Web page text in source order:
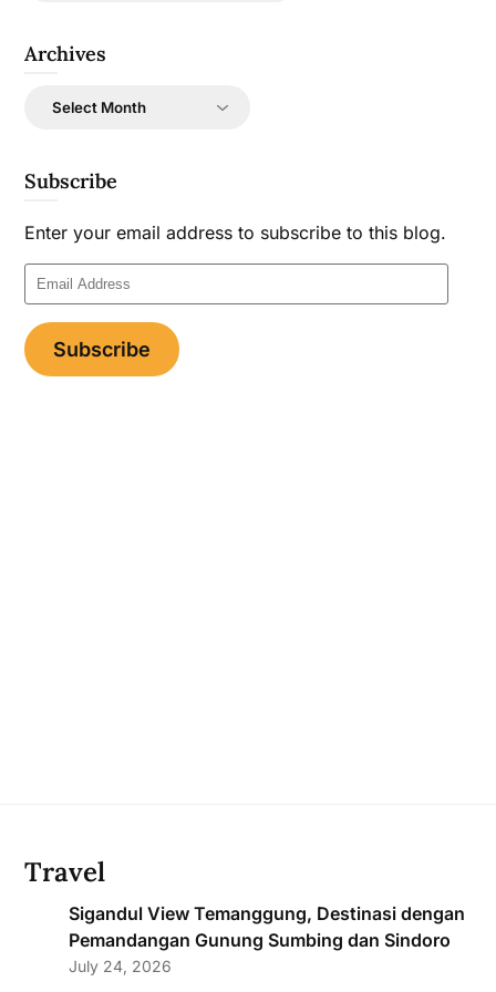
Archives
Archives
Subscribe
Enter your email address to subscribe to this blog.
Email
Address
Subscribe
Travel
Sigandul View Temanggung, Destinasi dengan
Pemandangan Gunung Sumbing dan Sindoro
July 24, 2026